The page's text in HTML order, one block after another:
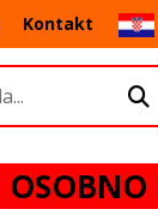
Kontakt
OSOBNO